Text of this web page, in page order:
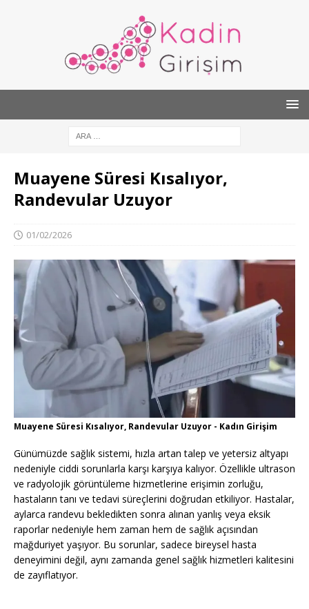
Muayene Süresi Kısalıyor,
Randevular Uzuyor
01/02/2026
Muayene Süresi Kısalıyor, Randevular Uzuyor - Kadın Girişim
Günümüzde sağlık sistemi, hızla artan talep ve yetersiz altyapı
nedeniyle ciddi sorunlarla karşı karşıya kalıyor. Özellikle ultrason
ve radyolojik görüntüleme hizmetlerine erişimin zorluğu,
hastaların tanı ve tedavi süreçlerini doğrudan etkiliyor. Hastalar,
aylarca randevu bekledikten sonra alınan yanlış veya eksik
raporlar nedeniyle hem zaman hem de sağlık açısından
mağduriyet yaşıyor. Bu sorunlar, sadece bireysel hasta
deneyimini değil, aynı zamanda genel sağlık hizmetleri kalitesini
de zayıflatıyor.